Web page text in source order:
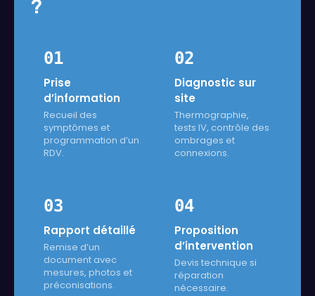
?
01
Prise
d’information
Recueil des
symptômes et
programmation d’un
RDV.
02
Diagnostic sur
site
Thermographie,
tests IV, contrôle des
ombrages et
connexions.
03
Rapport détaillé
Remise d’un
document avec
mesures, photos et
préconisations.
04
Proposition
d’intervention
Devis technique si
réparation
nécessaire.